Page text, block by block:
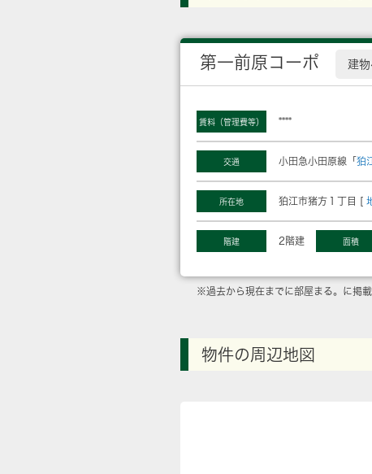
第一前原コーポ 建
賃料（管理費等） ****
交通 小田急小田原線「 狛
所在地 狛江市猪方１丁目 [
階建 2階建 面積
※過去から現在までに部屋まる。に掲
物件の周辺地図